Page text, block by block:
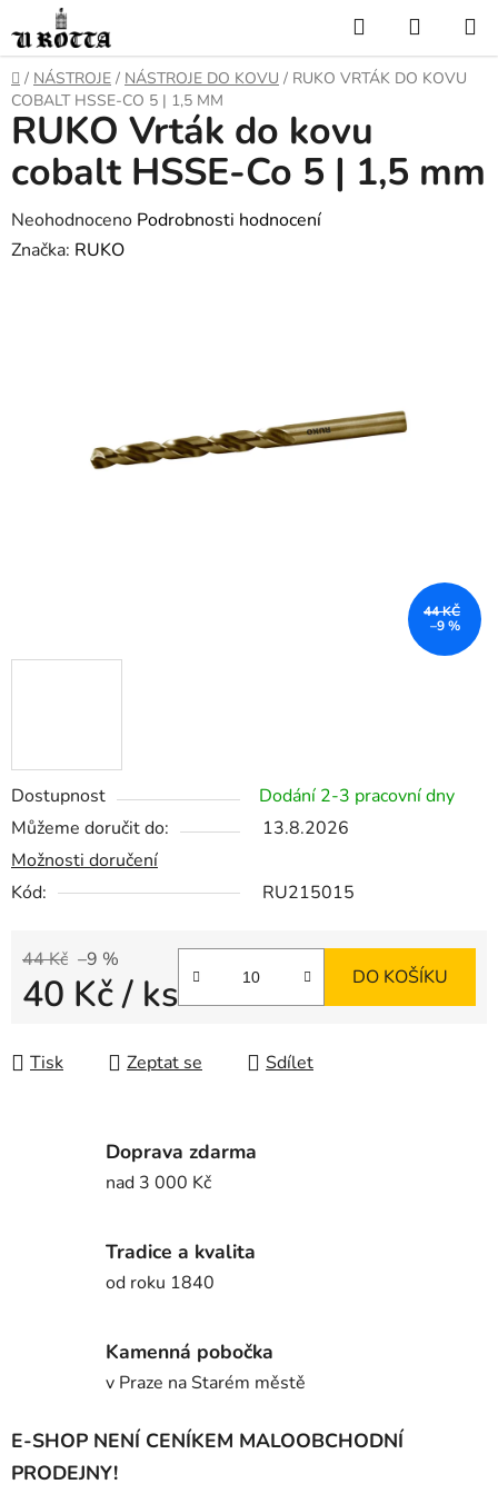
na
obsah
Hledat
KOŠÍK
DOMŮ
/ NÁSTROJE / NÁSTROJE DO KOVU / RUKO VRTÁK DO KOVU
COBALT HSSE-CO 5 | 1,5 MM
Dostupnost
Dodání 2-3 pracovní dny
Můžeme doručit do:
13.8.2026
Možnosti doručení
Kód:
RU215015
44 Kč –9 %
40 Kč/ ks DO KOŠÍKU
Tisk Zeptat se Sdílet
RUKO Vrták do kovu
cobalt HSSE-Co 5 | 1,5 mm
Průměrné
hodnocení
Neohodnoceno Podrobnosti hodnocení
Značka: RUKO
44 KČ
–9 %
Doprava zdarma
nad 3 000 Kč
Tradice a kvalita
od roku 1840
Kamenná pobočka
v Praze na Starém městě
E-SHOP NENÍ CENÍKEM MALOOBCHODNÍ
PRODEJNY!